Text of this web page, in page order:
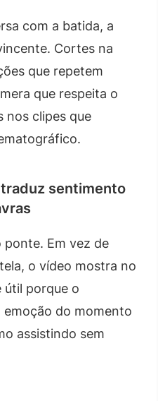
com a batida, a
Cortes na
que repetem
que respeita o
nos clipes que
sentimento
Em vez de
o vídeo mostra no
útil porque o
do momento
assistindo sem